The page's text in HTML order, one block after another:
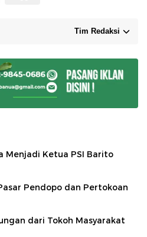
Tim Redaksi
Menjadi Ketua PSI Barito
Pendopo dan Pertokoan
dari Tokoh Masyarakat